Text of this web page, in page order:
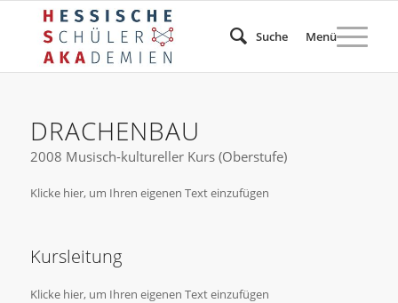
Suche Menü
DRACHENBAU
2008 Musisch-kultureller Kurs (Oberstufe)
Klicke hier, um Ihren eigenen Text einzufügen
Kursleitung
Klicke hier, um Ihren eigenen Text einzufügen